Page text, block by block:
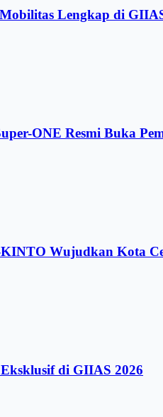
Lengkap di
ONE Resmi Buka
Wujudkan Kota
di GIIAS 2026